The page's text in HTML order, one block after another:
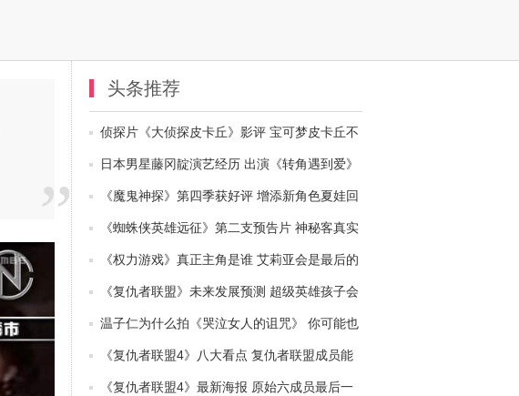
头条推荐
侦探片《大侦探皮卡丘》影评 宝可梦皮卡丘不
够萌
日本男星藤冈靛演艺经历 出演《转角遇到爱》
名气大增
《魔鬼神探》第四季获好评 增添新角色夏娃回
归剧情核心
《蜘蛛侠英雄远征》第二支预告片 神秘客真实
身份是谁
《权力游戏》真正主角是谁 艾莉亚会是最后的
《复仇者联盟》未来发展预测 超级英雄孩子会
接续传奇吗
温子仁为什么拍《哭泣女人的诅咒》 你可能也
是哭泣的女人
《复仇者联盟4》八大看点 复仇者联盟成员能
否战胜宇宙最强反派
《复仇者联盟4》最新海报 原始六成员最后一